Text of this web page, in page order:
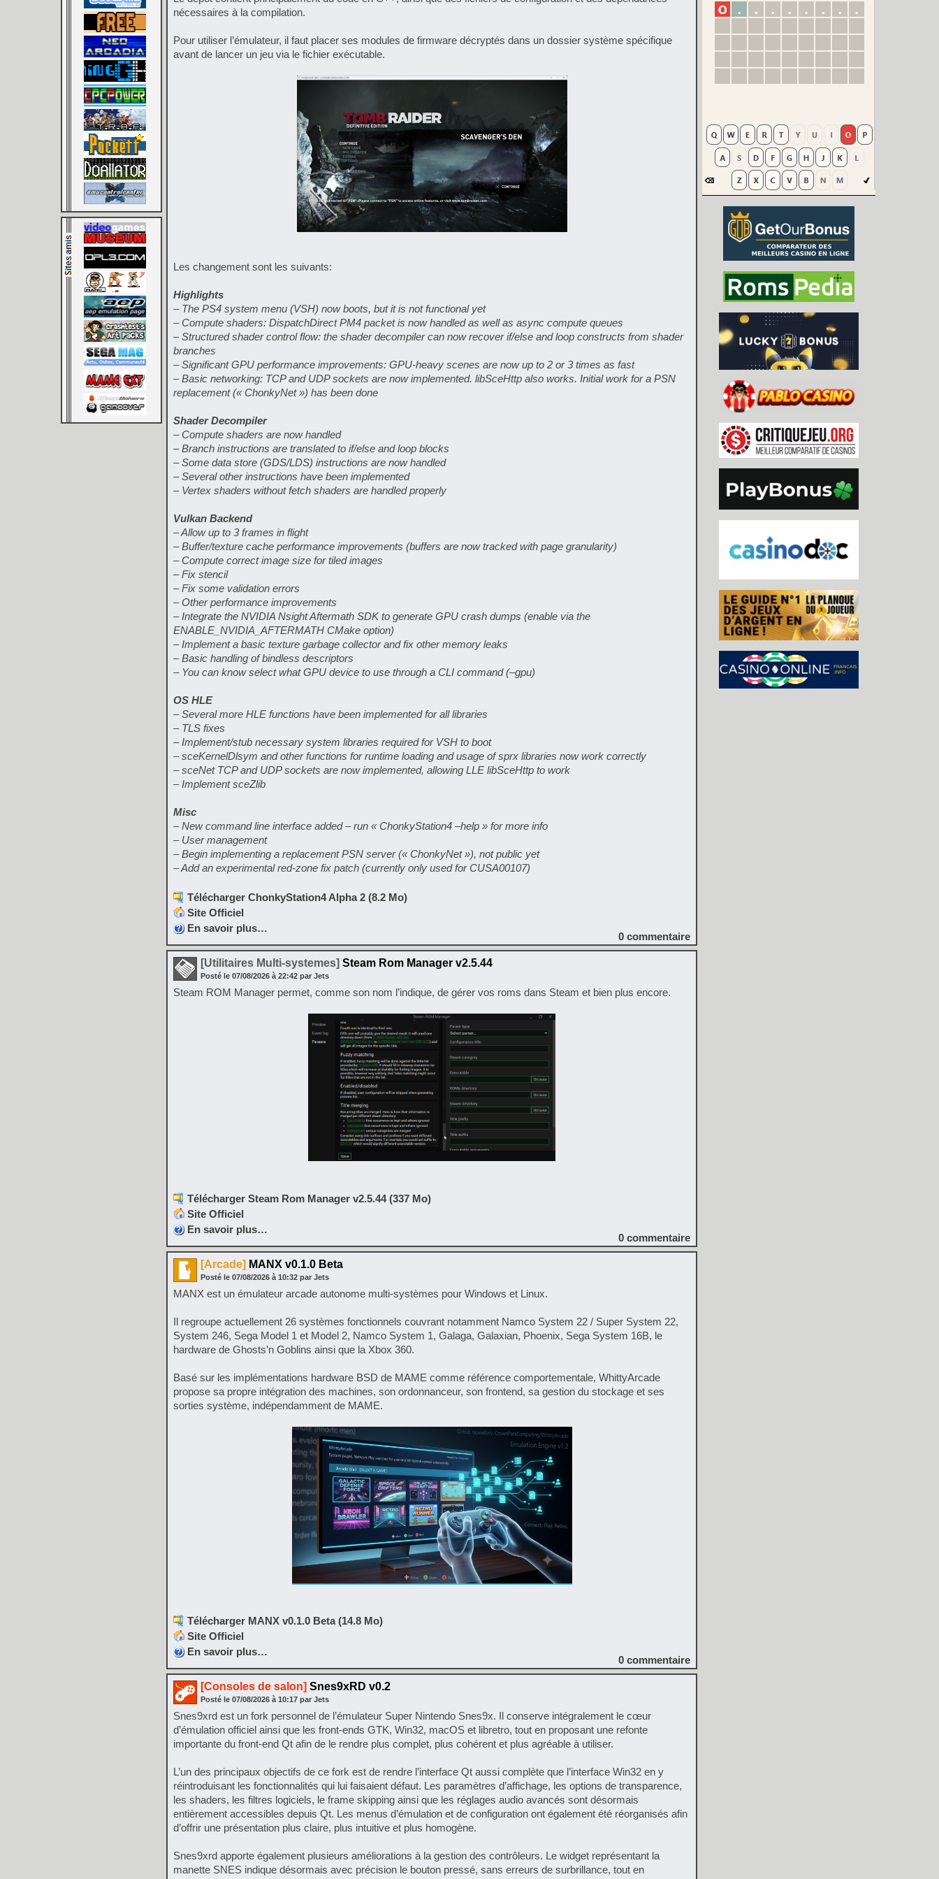
nécessaires à la compilation.
Pour utiliser l’émulateur, il faut placer ses modules de firmware décryptés dans un dossier système spécifique
avant de lancer un jeu via le fichier exécutable.
Les changement sont les suivants:
Highlights
– The PS4 system menu (VSH) now boots, but it is not functional yet
– Compute shaders: DispatchDirect PM4 packet is now handled as well as async compute queues
– Structured shader control flow: the shader decompiler can now recover if/else and loop constructs from shader
branches
– Significant GPU performance improvements: GPU-heavy scenes are now up to 2 or 3 times as fast
– Basic networking: TCP and UDP sockets are now implemented. libSceHttp also works. Initial work for a PSN
replacement (« ChonkyNet ») has been done
Shader Decompiler
– Compute shaders are now handled
– Branch instructions are translated to if/else and loop blocks
– Some data store (GDS/LDS) instructions are now handled
– Several other instructions have been implemented
– Vertex shaders without fetch shaders are handled properly
Vulkan Backend
– Allow up to 3 frames in flight
– Buffer/texture cache performance improvements (buffers are now tracked with page granularity)
– Compute correct image size for tiled images
– Fix stencil
– Fix some validation errors
– Other performance improvements
– Integrate the NVIDIA Nsight Aftermath SDK to generate GPU crash dumps (enable via the
ENABLE_NVIDIA_AFTERMATH CMake option)
– Implement a basic texture garbage collector and fix other memory leaks
– Basic handling of bindless descriptors
– You can know select what GPU device to use through a CLI command (–gpu)
OS HLE
– Several more HLE functions have been implemented for all libraries
– TLS fixes
– Implement/stub necessary system libraries required for VSH to boot
– sceKernelDlsym and other functions for runtime loading and usage of sprx libraries now work correctly
– sceNet TCP and UDP sockets are now implemented, allowing LLE libSceHttp to work
– Implement sceZlib
Misc
– New command line interface added – run « ChonkyStation4 –help » for more info
– User management
– Begin implementing a replacement PSN server (« ChonkyNet »), not public yet
– Add an experimental red-zone fix patch (currently only used for CUSA00107)
Télécharger ChonkyStation4 Alpha 2 (8.2 Mo)
Site Officiel
En savoir plus…
0 commentaire
[Utilitaires Multi-systemes] Steam Rom Manager v2.5.44
Posté le 07/08/2026 à 22:42 par Jets
Steam ROM Manager permet, comme son nom l’indique, de gérer vos roms dans Steam et bien plus encore.
Télécharger Steam Rom Manager v2.5.44 (337 Mo)
Site Officiel
En savoir plus…
0 commentaire
[Arcade] MANX v0.1.0 Beta
Posté le 07/08/2026 à 10:32 par Jets
MANX est un émulateur arcade autonome multi-systèmes pour Windows et Linux.
Il regroupe actuellement 26 systèmes fonctionnels couvrant notamment Namco System 22 / Super System 22,
System 246, Sega Model 1 et Model 2, Namco System 1, Galaga, Galaxian, Phoenix, Sega System 16B, le
hardware de Ghosts’n Goblins ainsi que la Xbox 360.
Basé sur les implémentations hardware BSD de MAME comme référence comportementale, WhittyArcade
propose sa propre intégration des machines, son ordonnanceur, son frontend, sa gestion du stockage et ses
sorties système, indépendamment de MAME.
Télécharger MANX v0.1.0 Beta (14.8 Mo)
Site Officiel
En savoir plus…
0 commentaire
[Consoles de salon] Snes9xRD v0.2
Posté le 07/08/2026 à 10:17 par Jets
Snes9xrd est un fork personnel de l’émulateur Super Nintendo Snes9x. Il conserve intégralement le cœur
d’émulation officiel ainsi que les front-ends GTK, Win32, macOS et libretro, tout en proposant une refonte
importante du front-end Qt afin de le rendre plus complet, plus cohérent et plus agréable à utiliser.
L’un des principaux objectifs de ce fork est de rendre l’interface Qt aussi complète que l’interface Win32 en y
réintroduisant les fonctionnalités qui lui faisaient défaut. Les paramètres d’affichage, les options de transparence,
les shaders, les filtres logiciels, le frame skipping ainsi que les réglages audio avancés sont désormais
entièrement accessibles depuis Qt. Les menus d’émulation et de configuration ont également été réorganisés afin
d’offrir une présentation plus claire, plus intuitive et plus homogène.
Snes9xrd apporte également plusieurs améliorations à la gestion des contrôleurs. Le widget représentant la
manette SNES indique désormais avec précision le bouton pressé, sans erreurs de surbrillance, tout en